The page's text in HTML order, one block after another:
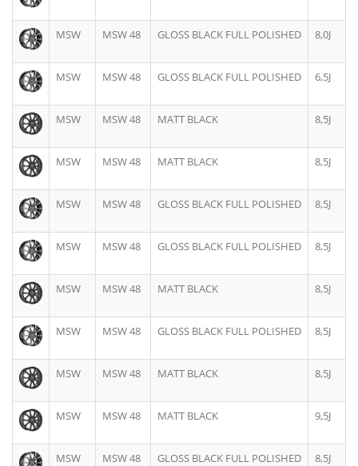
MSW MSW 48 GLOSS BLACK FULL POLISHED 8,0J
MSW MSW 48 GLOSS BLACK FULL POLISHED 6,5J
MSW MSW 48 MATT BLACK 8,5J
MSW MSW 48 MATT BLACK 8,5J
MSW MSW 48 GLOSS BLACK FULL POLISHED 8,5J
MSW MSW 48 GLOSS BLACK FULL POLISHED 8,5J
MSW MSW 48 MATT BLACK 8,5J
MSW MSW 48 GLOSS BLACK FULL POLISHED 8,5J
MSW MSW 48 MATT BLACK 8,5J
MSW MSW 48 MATT BLACK 9,5J
MSW MSW 48 GLOSS BLACK FULL POLISHED 8,5J